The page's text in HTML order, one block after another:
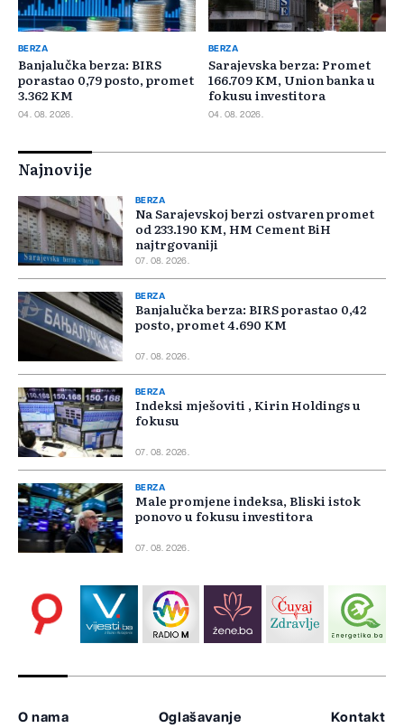
BERZA
Banjalučka berza: BIRS
porastao 0,79 posto, promet
3.362 KM
04. 08. 2026.
BERZA
Sarajevska berza: Promet
166.709 KM, Union banka u
fokusu investitora
04. 08. 2026.
Najnovije
BERZA
Na Sarajevskoj berzi ostvaren promet
od 233.190 KM, HM Cement BiH
najtrgovaniji
07. 08. 2026.
BERZA
Banjalučka berza: BIRS porastao 0,42
posto, promet 4.690 KM
07. 08. 2026.
BERZA
Indeksi mješoviti , Kirin Holdings u
fokusu
07. 08. 2026.
BERZA
Male promjene indeksa, Bliski istok
ponovo u fokusu investitora
07. 08. 2026.
O nama Oglašavanje Kontakt